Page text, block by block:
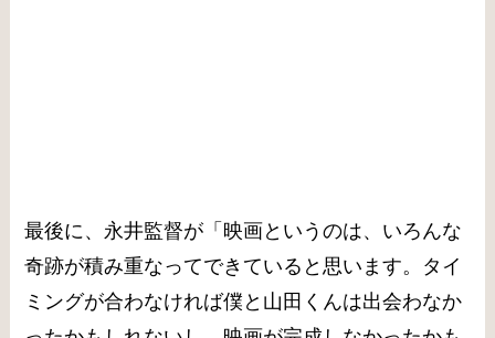
最後に、永井監督が「映画というのは、いろんな
奇跡が積み重なってできていると思います。タイ
ミングが合わなければ僕と山田くんは出会わなか